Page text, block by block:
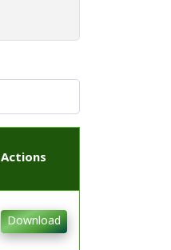
Actions
Download